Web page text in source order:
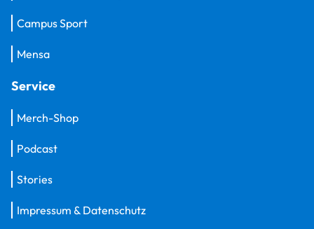
Campus Sport
Mensa
Service
Merch-Shop
Podcast
Stories
Impressum & Datenschutz